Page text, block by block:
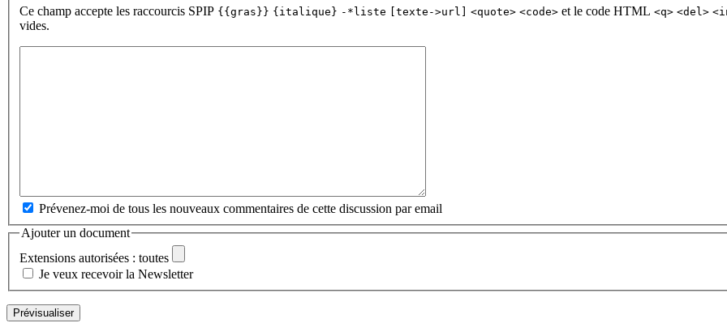
Ce champ accepte les raccourcis SPIP {{gras}} {italique} -*liste [texte->url] <quote> <code> et le code HTML <q> <del>
vides.
Prévenez-moi de tous les nouveaux commentaires de cette discussion par email
Ajouter un document
Extensions autorisées : toutes
Je veux recevoir la Newsletter